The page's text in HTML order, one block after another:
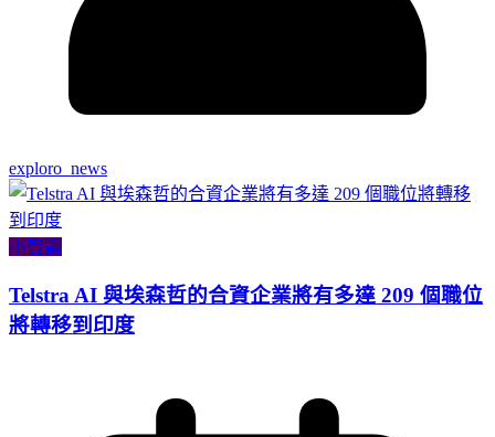
exploro_news
小智識
Telstra AI 與埃森哲的合資企業將有多達 209 個職位
將轉移到印度